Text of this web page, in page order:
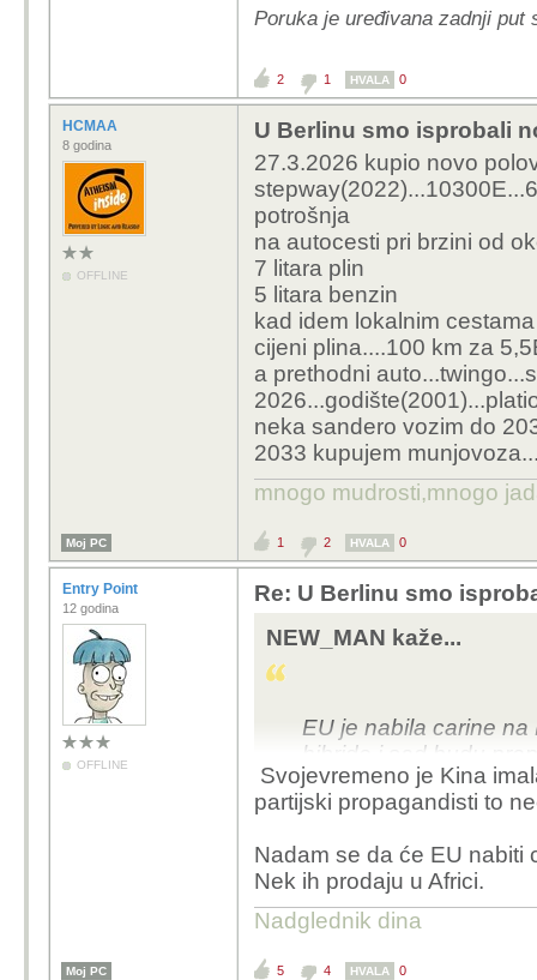
Poruka je uređivana zadnji put
2 1 HVALA 0
HCMAA
8 godina
OFFLINE
U Berlinu smo isprobali
27.3.2026 kupio novo
potrošnja
na autocesti pri brzini od
7 litara plin
5 litara benzin
kad idem lokalnim
cijeni plina....100 km za
a prethodni
neka sandero vozim do
2033 kupujem
mnogo mudrosti,mnogo
Moj PC 1 2 HVALA 0
Entry Point
12 godina
OFFLINE
Re: U Berlinu smo
NEW_MAN kaže...
EU je nabila carine
hibride i sad budu
Svojevremeno je Kina
partijski propagandisti to
Nadam se da će EU nabiti
Nek ih prodaju u Africi.
Nadglednik dina
Moj PC 5 4 HVALA 0